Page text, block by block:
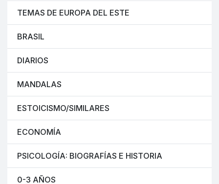
TEMAS DE EUROPA DEL ESTE
BRASIL
DIARIOS
MANDALAS
ESTOICISMO/SIMILARES
ECONOMÍA
PSICOLOGÍA: BIOGRAFÍAS E HISTORIA
0-3 AÑOS